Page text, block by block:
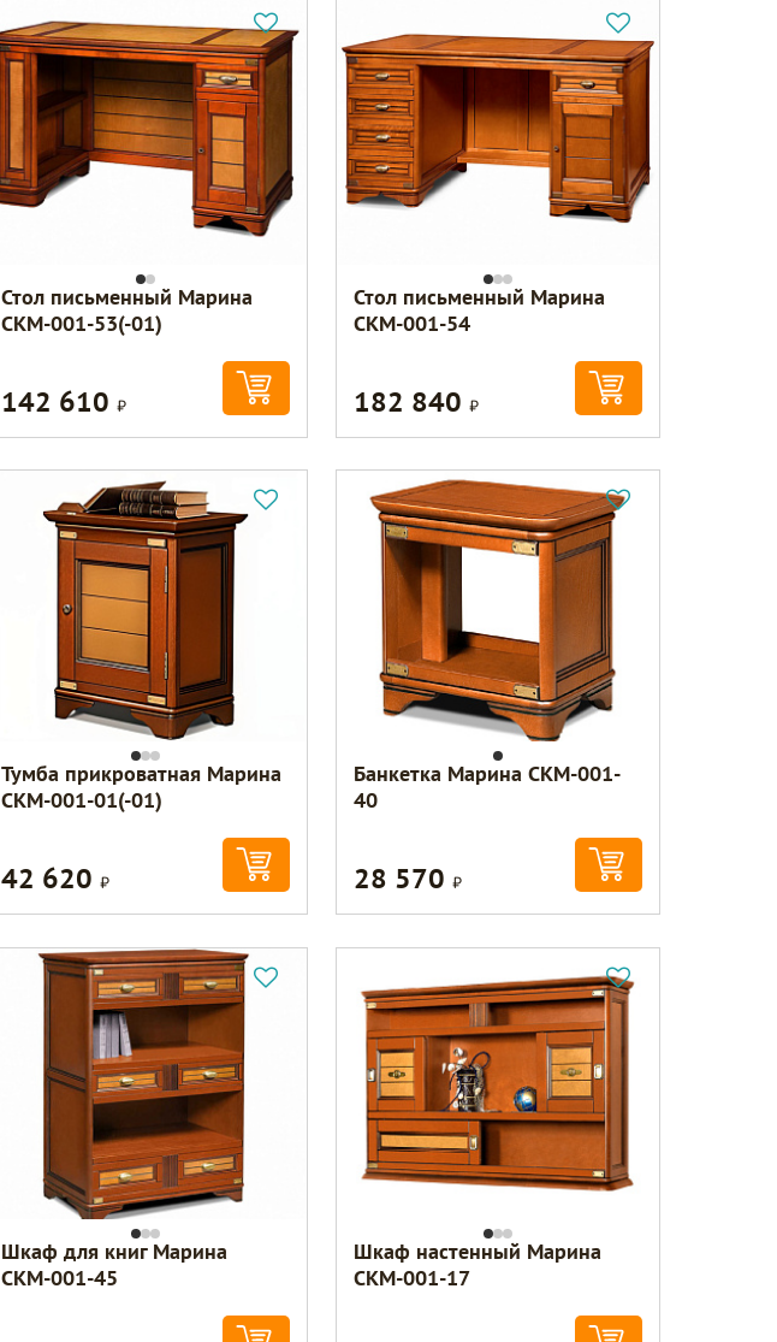
Стол письменный Марина
СКМ-001-53(-01)
142 610 Р
Стол письменный Марина
СКМ-001-54
182 840Р
Тумба прикроватная Марина
СКМ-001-01(-01)
42 620 Р
Банкетка Марина СКМ-001-
40
28 570Р
Шкаф для книг Марина
СКМ-001-45
Шкаф настенный Марина
СКМ-001-17